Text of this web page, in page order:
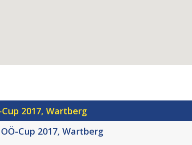
2017, Wartberg
Cup 2017, Wartberg